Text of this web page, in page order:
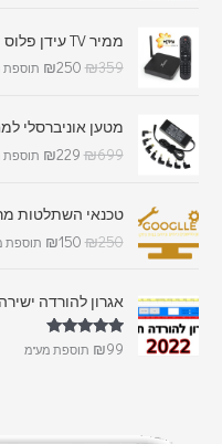
ממיר TV עידן פלוס
₪359
₪250 תוספת
מטען אוניברסלי
₪699
₪229 תוספת
טכנאי השתלטות
₪250
₪150 תוספת
אגרון להורדה ישירה
דורג 5.00 ₪99 תוספת מע"מ